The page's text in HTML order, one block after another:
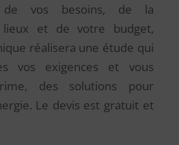
de vos besoins, de la
lieux et de votre budget,
réalisera une étude qui
vos exigences et vous
des solutions pour
Le devis est gratuit et